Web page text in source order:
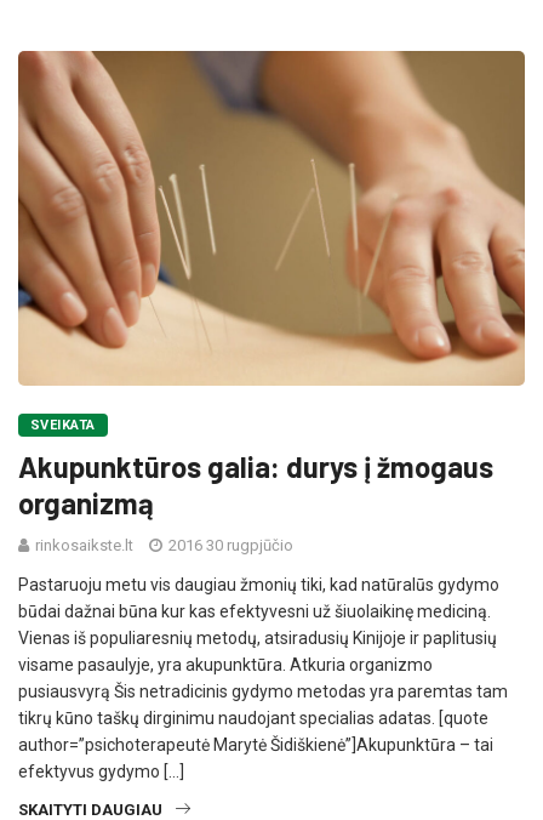
SVEIKATA
Akupunktūros galia: durys į žmogaus
organizmą
rinkosaikste.lt 2016 30 rugpjūčio
Pastaruoju metu vis daugiau žmonių tiki, kad natūralūs gydymo
būdai dažnai būna kur kas efektyvesni už šiuolaikinę mediciną.
Vienas iš populiaresnių metodų, atsiradusių Kinijoje ir paplitusių
visame pasaulyje, yra akupunktūra. Atkuria organizmo
pusiausvyrą Šis netradicinis gydymo metodas yra paremtas tam
tikrų kūno taškų dirginimu naudojant specialias adatas. [quote
author=”psichoterapeutė Marytė Šidiškienė”]Akupunktūra – tai
efektyvus gydymo […]
SKAITYTI DAUGIAU